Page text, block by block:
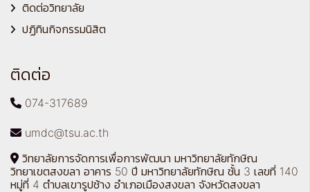
ติดต่อวิทยาลัย
ปฏิทินกิจกรรมนิสิต
ติดต่อ
074-317689
umdc@tsu.ac.th
วิทยาลัยการจัดการเพื่อการพัฒนา มหาวิทยาลัยทักษิณ
วิทยาเขตสงขลา อาคาร 50 ปี มหาวิทยาลัยทักษิณ ชั้น 3 เลขที่ 140
หมู่ที่ 4 ตำบลเขารูปช้าง อำเภอเมืองสงขลา จังหวัดสงขลา